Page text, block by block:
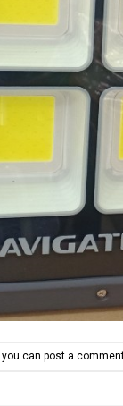
can post a